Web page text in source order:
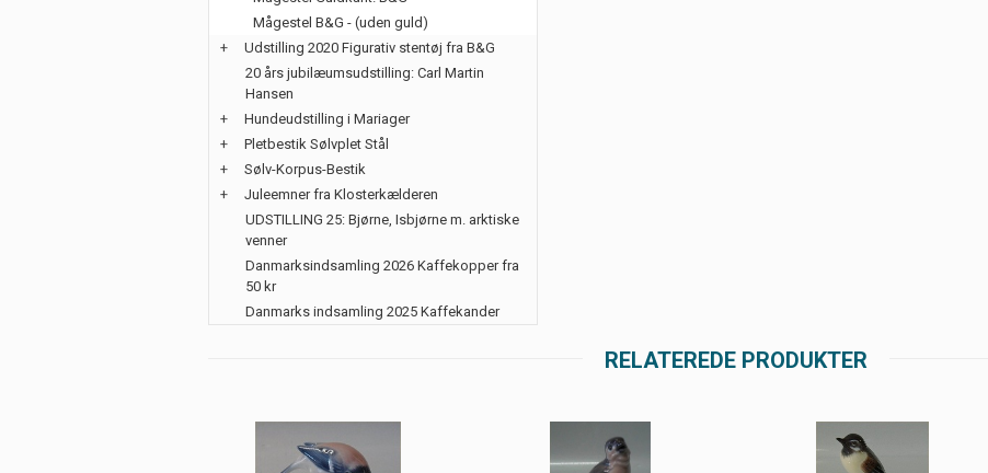
Mågestel B&G - (uden guld)
+
Udstilling 2020 Figurativ stentøj fra B&G
20 års jubilæumsudstilling: Carl Martin
Hansen
+
Hundeudstilling i Mariager
+
Pletbestik Sølvplet Stål
+
Sølv-Korpus-Bestik
+
Juleemner fra Klosterkælderen
UDSTILLING 25: Bjørne, Isbjørne m. arktiske
venner
Danmarksindsamling 2026 Kaffekopper fra
50 kr
Danmarks indsamling 2025 Kaffekander
RELATEREDE PRODUKTER